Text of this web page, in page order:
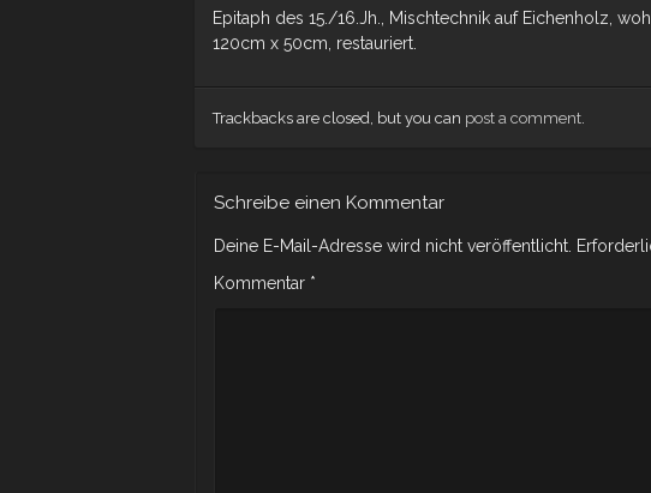
Epitaph des 15./16.Jh., Mischtechnik auf Eichenholz,
120cm x 50cm, restauriert.
Trackbacks are closed, but you can post a comment
Schreibe einen Kommentar
Deine E-Mail-Adresse wird nicht veröffentlicht.
Kommentar *